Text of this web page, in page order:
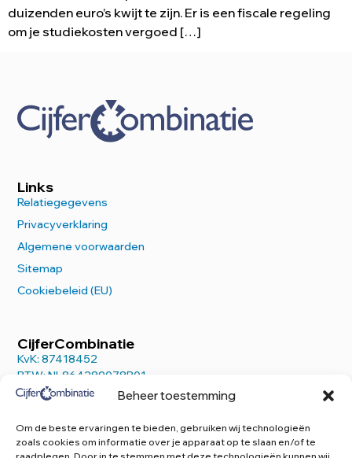
Beheer toestemming
Om de beste ervaringen te bieden, gebruiken wij technologieën
zoals cookies om informatie over je apparaat op te slaan en/of te
duizenden euro’s kwijt te zijn. Er is een fiscale regeling
om je studiekosten vergoed […]
CijferCombinatie
KvK: 87418452
BTW: NL864289078B01
Links
Relatiegegevens
Privacyverklaring
Algemene voorwaarden
Sitemap
Cookiebeleid (EU)